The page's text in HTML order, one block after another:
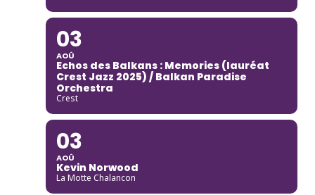
03
AOÛ
Echos des Balkans : Memories (lauréat
Crest Jazz 2025) / Balkan Paradise
Orchestra
Crest
03
AOÛ
Kevin Norwood
La Motte Chalancon